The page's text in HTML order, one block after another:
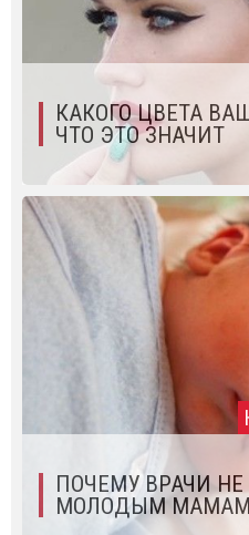
КАКОГО ЦВЕТА
ЧТО ЭТО ЗНАЧИТ
ПОЧЕМУ ВРАЧИ
МОЛОДЫМ МАМАМ